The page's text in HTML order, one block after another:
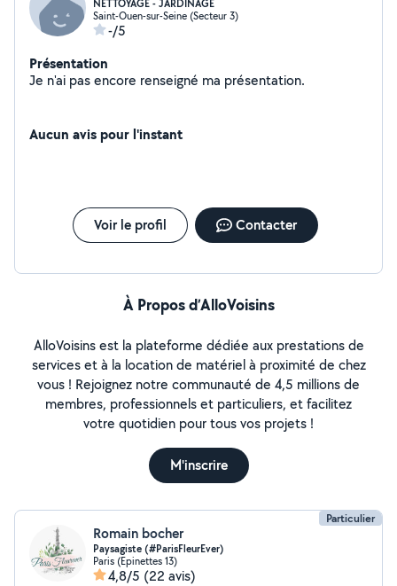
NETTOYAGE - JARDINAGE
Saint-Ouen-sur-Seine (Secteur 3)
-/5
Présentation
Je n'ai pas encore renseigné ma présentation.
Aucun avis pour l'instant
Voir le profil Contacter
À Propos d’AlloVoisins
AlloVoisins est la plateforme dédiée aux prestations de
services et à la location de matériel à proximité de chez
vous ! Rejoignez notre communauté de 4,5 millions de
membres, professionnels et particuliers, et facilitez
votre quotidien pour tous vos projets !
M'inscrire
Particulier
Romain bocher
Paysagiste (#ParisFleurEver)
Paris (Epinettes 13)
4,8/5 (22 avis)